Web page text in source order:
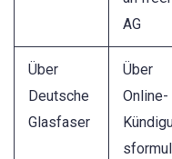
AG
Über
Deutsche
Glasfaser
Über
Online-